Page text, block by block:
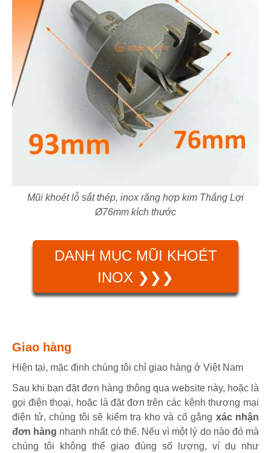
Mũi khoét lỗ sắt thép, inox răng hợp kim Thắng Lợi
Ø76mm kích thước
DANH MỤC MŨI KHOÉT
INOX ❯❯❯
Giao hàng
Hiện tại, mặc định chúng tôi chỉ giao hàng ở Việt Nam
Sau khi bạn đặt đơn hàng thông qua website này, hoặc là
gọi điện thoại, hoặc là đặt đơn trên các kênh thương mại
điện tử, chúng tôi sẽ kiểm tra kho và cố gắng xác nhận
đơn hàng nhanh nhất có thể. Nếu vì một lý do nào đó mà
chúng tôi không thể giao đúng số lượng, ví dụ như